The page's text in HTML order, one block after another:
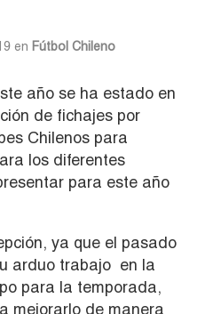
en Fútbol Chileno
año se ha estado en
de fichajes por
Chilenos para
los diferentes
para este año
ya que el pasado
arduo trabajo en la
para la temporada,
mejorarlo de manera